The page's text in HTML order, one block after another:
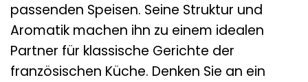
passenden Speisen. Seine Struktur und
Aromatik machen ihn zu einem idealen
Partner für klassische Gerichte der
französischen Küche. Denken Sie an ein